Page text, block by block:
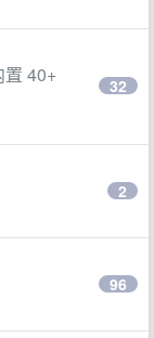
置 40+
32
2
96